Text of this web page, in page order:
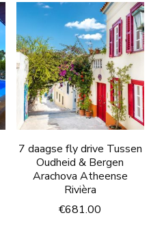
7 daagse fly drive Tussen
Oudheid & Bergen
Arachova Atheense
Rivièra
€681.00